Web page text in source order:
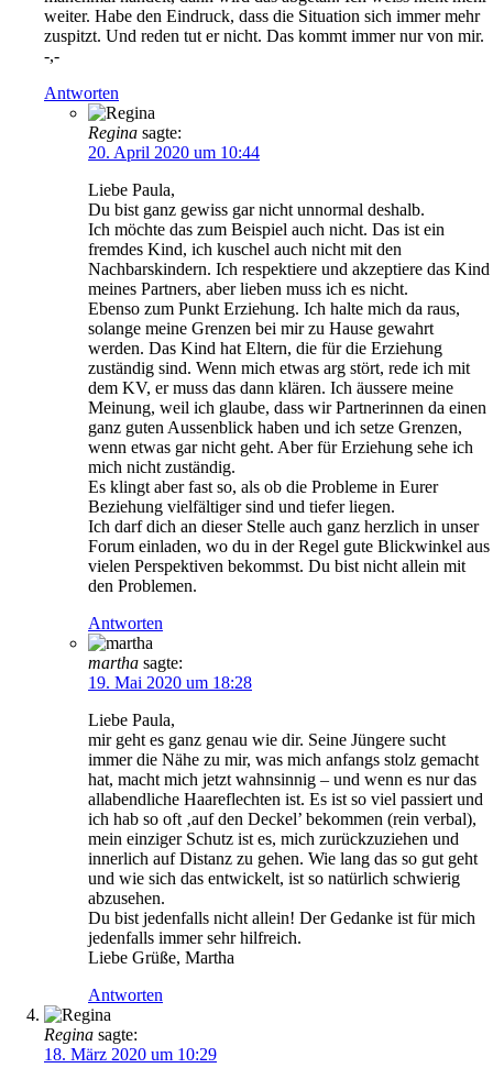
weiter. Habe den Eindruck, dass die Situation sich immer mehr
zuspitzt. Und reden tut er nicht. Das kommt immer nur von mir.
-,-
Antworten
Regina sagte:
20. April 2020 um 10:44
Liebe Paula,
Du bist ganz gewiss gar nicht unnormal deshalb.
Ich möchte das zum Beispiel auch nicht. Das ist ein
fremdes Kind, ich kuschel auch nicht mit den
Nachbarskindern. Ich respektiere und akzeptiere das Kind
meines Partners, aber lieben muss ich es nicht.
Ebenso zum Punkt Erziehung. Ich halte mich da raus,
solange meine Grenzen bei mir zu Hause gewahrt
werden. Das Kind hat Eltern, die für die Erziehung
zuständig sind. Wenn mich etwas arg stört, rede ich mit
dem KV, er muss das dann klären. Ich äussere meine
Meinung, weil ich glaube, dass wir Partnerinnen da einen
ganz guten Aussenblick haben und ich setze Grenzen,
wenn etwas gar nicht geht. Aber für Erziehung sehe ich
mich nicht zuständig.
Es klingt aber fast so, als ob die Probleme in Eurer
Beziehung vielfältiger sind und tiefer liegen.
Ich darf dich an dieser Stelle auch ganz herzlich in unser
Forum einladen, wo du in der Regel gute Blickwinkel aus
vielen Perspektiven bekommst. Du bist nicht allein mit
den Problemen.
Antworten
martha sagte:
19. Mai 2020 um 18:28
Liebe Paula,
mir geht es ganz genau wie dir. Seine Jüngere sucht
immer die Nähe zu mir, was mich anfangs stolz gemacht
hat, macht mich jetzt wahnsinnig – und wenn es nur das
allabendliche Haareflechten ist. Es ist so viel passiert und
ich hab so oft ‚auf den Deckel’ bekommen (rein verbal),
mein einziger Schutz ist es, mich zurückzuziehen und
innerlich auf Distanz zu gehen. Wie lang das so gut geht
und wie sich das entwickelt, ist so natürlich schwierig
abzusehen.
Du bist jedenfalls nicht allein! Der Gedanke ist für mich
jedenfalls immer sehr hilfreich.
Liebe Grüße, Martha
Antworten
Regina sagte:
18. März 2020 um 10:29